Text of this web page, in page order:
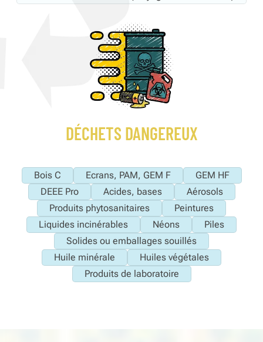
DÉCHETS DANGEREUX
Bois C Ecrans, PAM, GEM F
GEM HF
DEEE Pro
Acides, bases
Aérosols
Produits phytosanitaires
Peintures
Liquides incinérables
Néons
Piles
Solides ou emballages souillés
Huile minérale
Huiles végétales
Produits de laboratoire